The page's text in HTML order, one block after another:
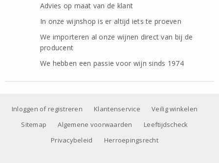
Advies op maat van de klant
In onze wijnshop is er altijd iets te proeven
We importeren al onze wijnen direct van bij de
producent
We hebben een passie voor wijn sinds 1974
Inloggen of registreren Klantenservice
Veilig winkelen
Sitemap
Algemene voorwaarden
Leeftijdscheck
Privacybeleid
Herroepingsrecht